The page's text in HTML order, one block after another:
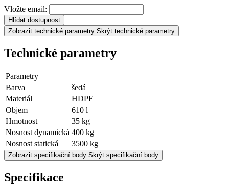
Vložte email:
Hlídat dostupnost
Zobrazit technické parametry Skrýt technické parametry
Technické parametry
Parametry
Barva
šedá
Materiál
HDPE
Objem
610 l
Hmotnost
35 kg
Nosnost dynamická 400 kg
Nosnost statická
3500 kg
Zobrazit specifikační body Skrýt specifikační body
Specifikace